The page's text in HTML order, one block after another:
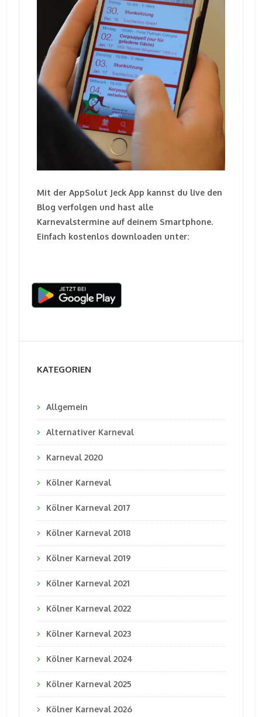
Mit der AppSolut Jeck App kannst du live den
Blog verfolgen und hast alle
Karnevalstermine auf deinem Smartphone.
Einfach kostenlos downloaden unter:
KATEGORIEN
Allgemein
Alternativer Karneval
Karneval 2020
Kölner Karneval
Kölner Karneval 2017
Kölner Karneval 2018
Kölner Karneval 2019
Kölner Karneval 2021
Kölner Karneval 2022
Kölner Karneval 2023
Kölner Karneval 2024
Kölner Karneval 2025
Kölner Karneval 2026